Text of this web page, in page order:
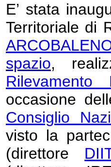
E’ stata
Territoriale di
spazio,
Rilevamento
occasione
Consiglio
visto la
(direttore